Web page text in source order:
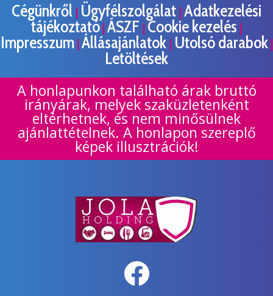
Cégünkről | Ügyfélszolgálat | Adatkezelési
tájékoztató | ÁSZF | Cookie kezelés |
Impresszum| Állásajánlatok | Utolsó darabok|
Letöltések
A honlapunkon található árak bruttó
irányárak, melyek szaküzletenként
eltérhetnek, és nem minősülnek
ajánlattételnek. A honlapon szereplő
képek illusztrációk!
